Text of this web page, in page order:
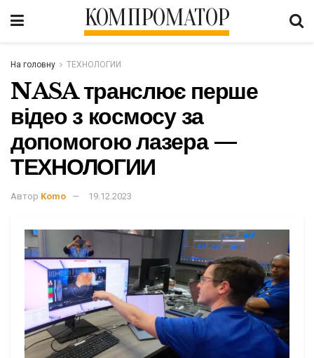
КОМПРОМАТОР
На головну ТЕХНОЛОГИИ
NASA транслює перше
відео з космосу за
допомогою лазера —
ТЕХНОЛОГИИ
Автор Komo 19.12.2023